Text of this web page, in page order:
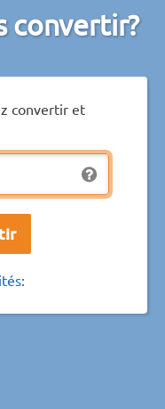
convertir?
convertir et